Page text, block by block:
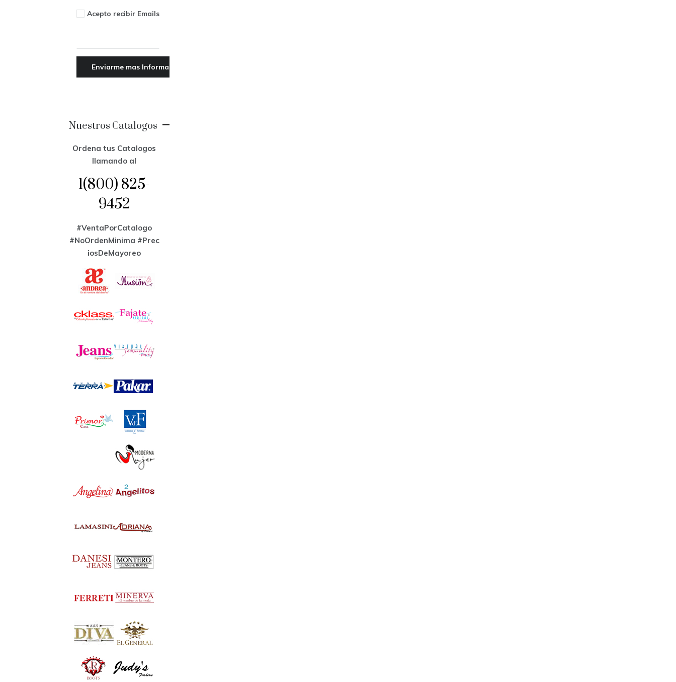
Acepto recibir Emails
Nuestros Catalogos
Ordena tus Catalogos
llamando al
1(800) 825-
9452
#VentaPorCatalogo
#NoOrdenMinima #Prec
iosDeMayoreo